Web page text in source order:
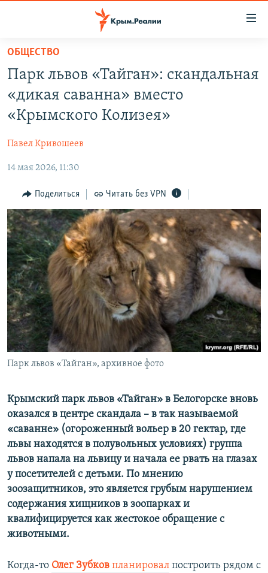
Вернуться
основному
содержанию
Вернутся
главной
навигации
Вернутся
поиску
СПЕЦПРОЕКТЫ
ГРУЗ 200
11 ЛЕТ ОККУПАЦИИ КРЫМА. 11 ИСТОРИЙ СОПРОТИВЛЕНИЯ
ВОДА
ЕЩЕ
ИНТЕРАКТИВ
ИНФОГРАФИКА
ТЕЛЕПРОЕКТ КРЫМ.РЕАЛИИ
СОВЕТЫ ПРАВОЗАЩИТНИКОВ
ПРОПАВШИЕ БЕЗ ВЕСТИ
ПОБЕДИТЕЛЕЙ НЕ СУДЯТ?
КРЫМ.НЕПОКОРЕННЫЙ
ELIFBE
УКРАИНСКАЯ ПРОБЛЕМА КРЫМА
РАДІО СВОБОДА
КАК ОБОЙТИ БЛОКИРОВКУ
Українською
Qırımtatar
ПРИСОЕДИНЯЙТЕСЬ!
Все сайты RFE/RL
ОБЩЕСТВО
Парк львов «Тайган»: скандальная
«дикая саванна» вместо
«Крымского Колизея»
Павел Кривошеев
14 мая 2026, 11:30
Поделиться Читать без VPN
Парк львов «Тайган», архивное фото
Крымский парк львов «Тайган» в Белогорске вновь
оказался в центре скандала – в так называемой
«саванне» (огороженный вольер в 20 гектар, где
львы находятся в полувольных условиях) группа
львов напала на львицу и начала ее рвать на глазах
у посетителей с детьми. По мнению
зоозащитников, это является грубым нарушением
содержания хищников в зоопарках и
квалифицируется как жестокое обращение с
животными.
Когда-то Олег Зубков планировал построить рядом с